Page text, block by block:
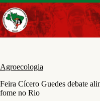
Pular
para
o
conteúdo
Agroecologia
Feira Cícero Guedes debate
fome no Rio